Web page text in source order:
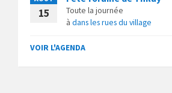
15
Toute la journée
à dans les rues du village
VOIR L'AGENDA